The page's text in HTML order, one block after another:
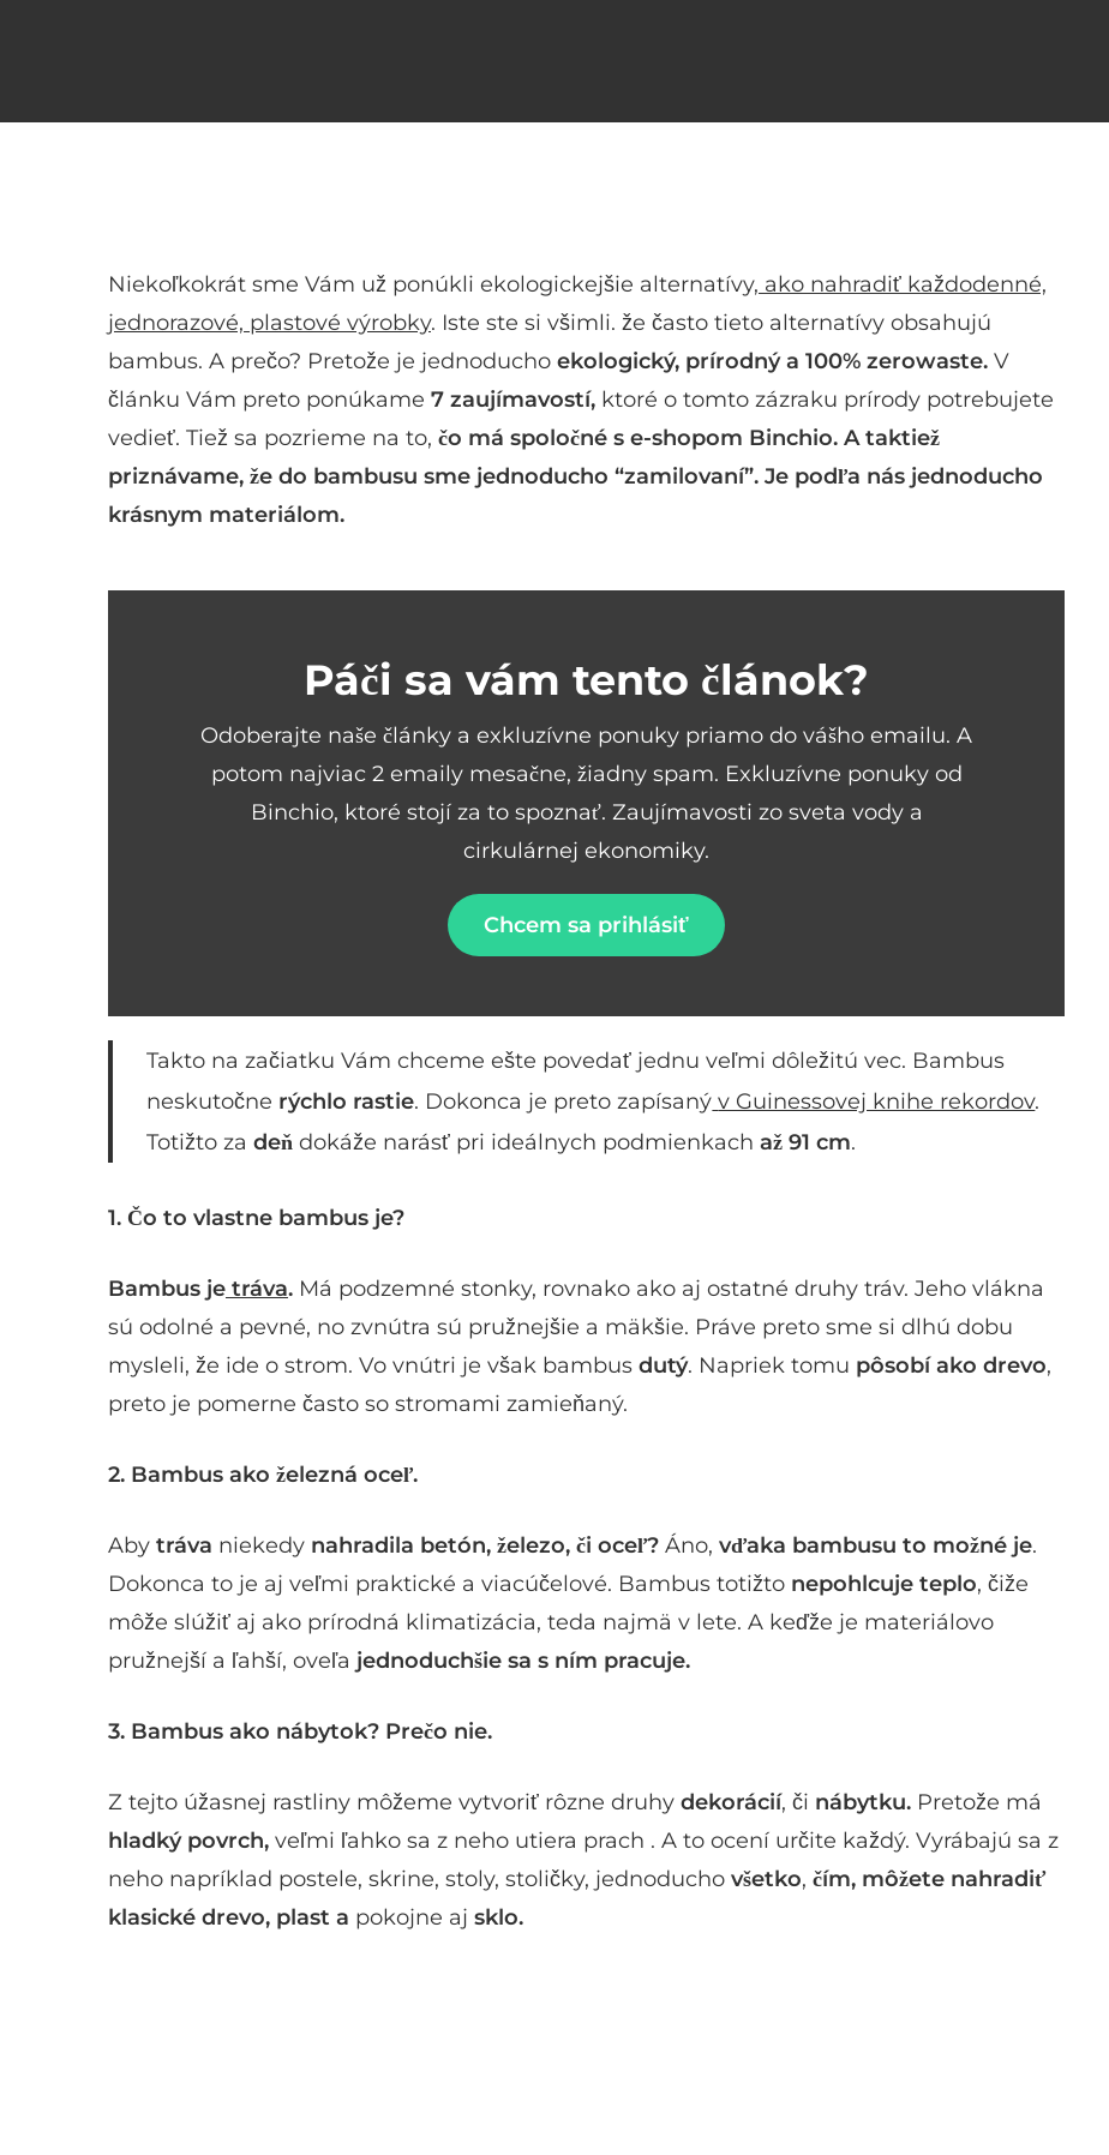
Niekoľkokrát sme Vám už ponúkli ekologickejšie alternatívy, ako nahradiť každodenné,
jednorazové, plastové výrobky. Iste ste si všimli. že často tieto alternatívy obsahujú
bambus. A prečo? Pretože je jednoducho ekologický, prírodný a 100% zerowaste. V
článku Vám preto ponúkame 7 zaujímavostí, ktoré o tomto zázraku prírody potrebujete
vedieť. Tiež sa pozrieme na to, čo má spoločné s e-shopom Binchio. A taktiež
priznávame, že do bambusu sme jednoducho “zamilovaní”. Je podľa nás jednoducho
krásnym materiálom.
Páči sa vám tento článok?
Odoberajte naše články a exkluzívne ponuky priamo do vášho emailu. A
potom najviac 2 emaily mesačne, žiadny spam. Exkluzívne ponuky od
Binchio, ktoré stojí za to spoznať. Zaujímavosti zo sveta vody a
cirkulárnej ekonomiky.
Chcem sa prihlásiť
Takto na začiatku Vám chceme ešte povedať jednu veľmi dôležitú vec. Bambus
neskutočne rýchlo rastie. Dokonca je preto zapísaný v Guinessovej knihe rekordov.
Totižto za deň dokáže narásť pri ideálnych podmienkachaž 91 cm.
1. Čo to vlastne bambus je?
Bambus je tráva. Má podzemné stonky, rovnako ako aj ostatné druhy tráv. Jeho vlákna
sú odolné a pevné, no zvnútra sú pružnejšie a mäkšie. Práve preto sme si dlhú dobu
mysleli, že ide o strom. Vo vnútri je však bambus dutý. Napriek tomu pôsobí ako drevo,
preto je pomerne často so stromami zamieňaný.
2. Bambus ako železná oceľ.
Aby tráva niekedy nahradila betón, železo, či oceľ? Áno, vďaka bambusu to možné je.
Dokonca to je aj veľmi praktické a viacúčelové. Bambus totižto nepohlcuje teplo, čiže
môže slúžiť aj ako prírodná klimatizácia, teda najmä v lete. A keďže je materiálovo
pružnejší a ľahší, oveľa jednoduchšie sa s ním pracuje.
3. Bambus ako nábytok? Prečo nie.
Z tejto úžasnej rastliny môžeme vytvoriť rôzne druhy dekorácií, či nábytku. Pretože má
hladký povrch, veľmi ľahko sa z neho utiera prach . A to ocení určite každý. Vyrábajú sa z
neho napríklad postele, skrine, stoly, stoličky, jednoducho všetko, čím, môžete nahradiť
klasické drevo, plast a pokojne aj sklo.